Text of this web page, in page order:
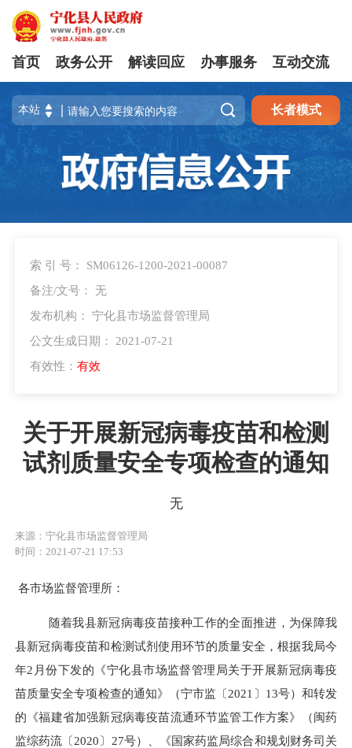
首页 政务公开 解读回应 办事服务 互动交流
 长者模式
索 引 号： SM06126-1200-2021-00087
备注/文号： 无
发布机构： 宁化县市场监督管理局
公文生成日期： 2021-07-21
有效性： 有效
关于开展新冠病毒疫苗和检测
试剂质量安全专项检查的通知
无
来源：宁化县市场监督管理局
时间：2021-07-21 17:53
各市场监督管理所：
随着我县新冠病毒疫苗接种工作的全面推进， 为保障我
县新冠病毒疫苗和检测试剂使用环节的质量安全，根据我局今
年2月份下发的 《宁化县市场监督管理局关于开展新冠病毒疫
苗质量安全专项检查的通知》（宁市监〔2021〕13号）和转发
的《福建省加强新冠病毒疫苗流通环节监管工作方案》（闽药
监综药流〔2020〕27号）、《国家药监局综合和规划财务司关